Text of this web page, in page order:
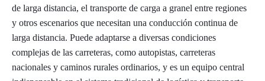
de larga distancia, el transporte de carga a granel entre regiones
y otros escenarios que necesitan una conducción continua de
larga distancia. Puede adaptarse a diversas condiciones
complejas de las carreteras, como autopistas, carreteras
nacionales y caminos rurales ordinarios, y es un equipo central